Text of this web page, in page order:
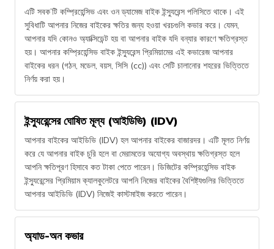
এটি সবক’টি কম্প্রিহেন্সিভ এবং ওন ড্যামেজ বাইক ইন্স্যুরেন্স পলিসিতে থাকে। এই
সুবিধাটি আপনার নিজের বাইকের ক্ষতির জন্য হওয়া খরচগুলি কভার করে। যেমন,
আপনার যদি কোনও অ্যাক্সিডেন্ট হয় বা আপনার বাইক যদি বন্যার কারণে ক্ষতিগ্রস্ত
হয়। আপনার কম্প্রিহেন্সিভ বাইক ইন্স্যুরেন্স প্রিমিয়ামের এই কভারেজ আপনার
বাইকের ধরন (গঠন, মডেল, বয়স, সিসি (cc)) এবং সেটি চালানোর শহরের ভিত্তিতে
নির্ণয় করা হয়।
ইন্স্যুরেন্সের ঘোষিত মূল্য (আইডিভি) (IDV)
আপনার বাইকের আইডিভি (IDV) হল আপনার বাইকের বাজারদর। এটি মূলত নির্ণয়
করে যে আপনার বাইক চুরি হলে বা মেরামতের অযোগ্য অবস্থায় ক্ষতিগ্রস্ত হলে
আপনি ক্ষতিপূরণ হিসাবে কত টাকা পেতে পারেন। ডিজিটের কম্প্রিহেন্সিভ বাইক
ইন্স্যুরেন্সের প্রিমিয়াম ক্যালকুলেটরে আপনি নিজের বাইকের বৈশিষ্ট্যগুলির ভিত্তিতে
আপনার আইডিভি (IDV) নিজেই কাস্টমাইজ করতে পারেন।
অ্যাড-অন কভার